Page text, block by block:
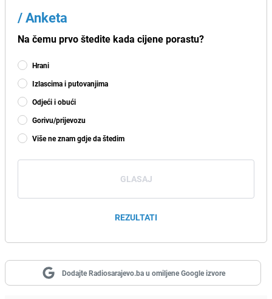
/Anketa
Na čemu prvo štedite kada cijene porastu?
Hrani
Izlascima i putovanjima
Odjeći i obući
Gorivu/prijevozu
Više ne znam gdje da štedim
GLASAJ
REZULTATI
Dodajte Radiosarajevo.ba u omiljene Google izvore